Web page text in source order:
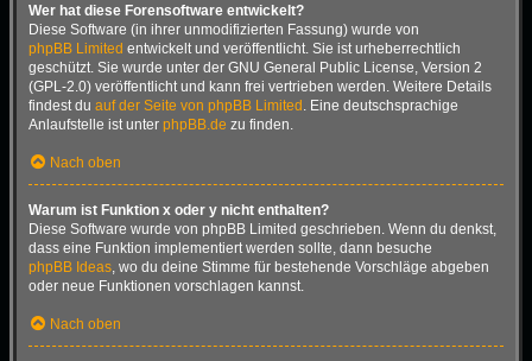
Wer hat diese Forensoftware entwickelt?
Diese Software (in ihrer unmodifizierten Fassung) wurde von
phpBB Limited entwickelt und veröffentlicht. Sie ist urheberrechtlich
geschützt. Sie wurde unter der GNU General Public License, Version 2
(GPL-2.0) veröffentlicht und kann frei vertrieben werden. Weitere Details
findest du auf der Seite von phpBB Limited . Eine deutschsprachige
Anlaufstelle ist unter phpBB.de zu finden.
Nach oben
Warum ist Funktion x oder y nicht enthalten?
Diese Software wurde von phpBB Limited geschrieben. Wenn du denkst,
dass eine Funktion implementiert werden sollte, dann besuche
phpBB Ideas , wo du deine Stimme für bestehende Vorschläge abgeben
oder neue Funktionen vorschlagen kannst.
Nach oben